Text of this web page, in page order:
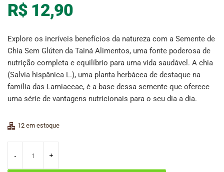
R$ 12,90
Explore os incríveis benefícios da natureza com a Semente de
Chia Sem Glúten da Tainá Alimentos, uma fonte poderosa de
nutrição completa e equilíbrio para uma vida saudável. A chia
(Salvia hispânica L.), uma planta herbácea de destaque na
família das Lamiaceae, é a base dessa semente que oferece
uma série de vantagens nutricionais para o seu dia a dia.
12 em estoque